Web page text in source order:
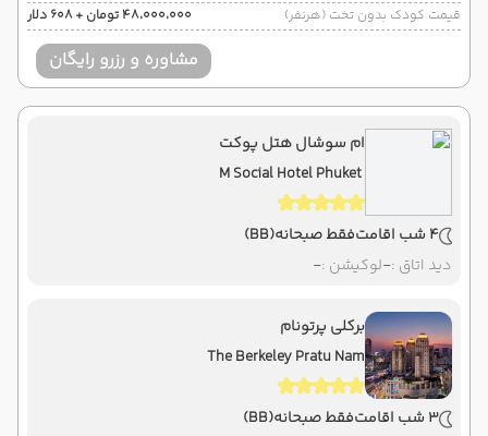
قیمت کودک بدون تخت (هرنفر)
۴۸٬۰۰۰٬۰۰۰ تومان + ۶۰۸ دلار
مشاوره و رزرو رایگان
ام سوشال هتل پوکت
M Social Hotel Phuket
4 شب اقامت فقط صبحانه(BB)
دید اتاق :-لوکیشن :-
برکلی پرتونام
The Berkeley Pratu Nam
3 شب اقامت فقط صبحانه(BB)